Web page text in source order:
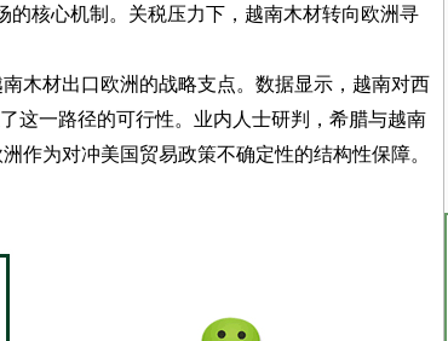
的核心机制。关税压力下，越南木材转向欧洲寻
木材出口欧洲的战略支点。数据显示，越南对西
这一路径的可行性。业内人士研判，希腊与越南
作为对冲美国贸易政策不确定性的结构性保障。